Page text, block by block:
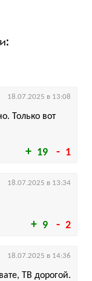
19 1
Только вот
18.07.2025 в 13:08
9 2
18.07.2025 в 13:34
ТВ дорогой.
18.07.2025 в 14:36